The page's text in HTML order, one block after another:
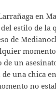
en
estilo de la
de
de un
de una chica
no